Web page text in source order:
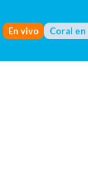
En vivo Coral